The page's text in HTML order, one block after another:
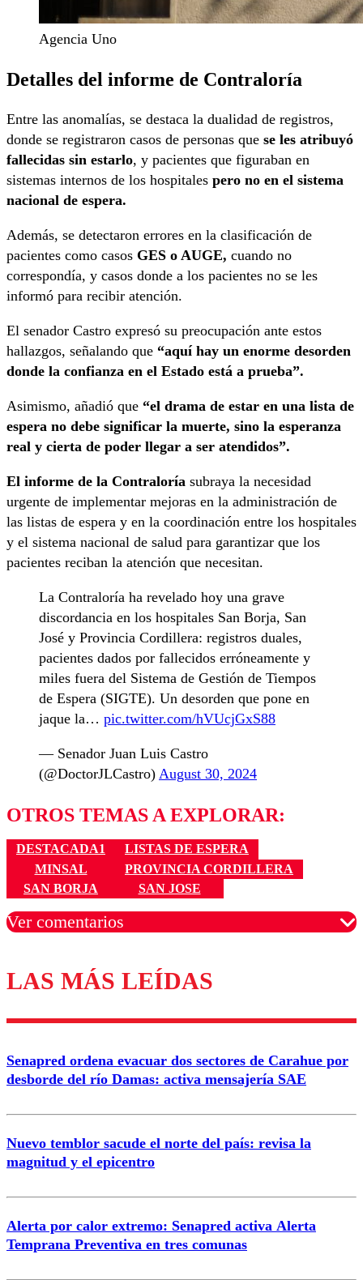
Agencia Uno
Detalles del informe de Contraloría
Entre las anomalías, se destaca la dualidad de registros,
donde se registraron casos de personas que se les atribuyó
fallecidas sin estarlo, y pacientes que figuraban en
sistemas internos de los hospitales pero no en el sistema
nacional de espera.
Además, se detectaron errores en la clasificación de
pacientes como casos GES o AUGE, cuando no
correspondía, y casos donde a los pacientes no se les
informó para recibir atención.
El senador Castro expresó su preocupación ante estos
hallazgos, señalando que “aquí hay un enorme desorden
donde la confianza en el Estado está a prueba”.
Asimismo, añadió que “el drama de estar en una lista de
espera no debe significar la muerte, sino la esperanza
real y cierta de poder llegar a ser atendidos”.
El informe de la Contraloría subraya la necesidad
urgente de implementar mejoras en la administración de
las listas de espera y en la coordinación entre los hospitales
y el sistema nacional de salud para garantizar que los
pacientes reciban la atención que necesitan.
La Contraloría ha revelado hoy una grave
discordancia en los hospitales San Borja, San
José y Provincia Cordillera: registros duales,
pacientes dados por fallecidos erróneamente y
miles fuera del Sistema de Gestión de Tiempos
de Espera (SIGTE). Un desorden que pone en
jaque la… pic.twitter.com/hVUcjGxS88
— Senador Juan Luis Castro
(@DoctorJLCastro) August 30, 2024
OTROS TEMAS A EXPLORAR:
DESTACADA1
LISTAS DE ESPERA
MINSAL
PROVINCIA CORDILLERA
SAN BORJA
SAN JOSE
Ver comentarios
Los comentarios son moderados para garantizar un
diálogo respetuoso.
Correo
LAS MÁS LEÍDAS
Senapred ordena evacuar dos sectores de Carahue por
desborde del río Damas: activa mensajería SAE
Nuevo temblor sacude el norte del país: revisa la
magnitud y el epicentro
Alerta por calor extremo: Senapred activa Alerta
Temprana Preventiva en tres comunas